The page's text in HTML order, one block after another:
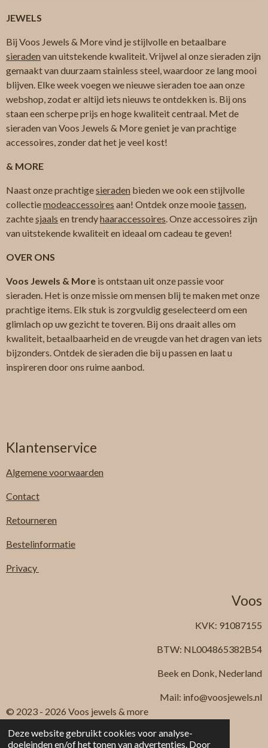
Deze website gebruikt cookies voor analyse-
doeleinden en/of het tonen van advertenties. Door
JEWELS
Bij Voos Jewels & More vind je stijlvolle en betaalbare
sieraden van uitstekende kwaliteit. Vrijwel al onze sieraden zijn
gemaakt van duurzaam stainless steel, waardoor ze lang mooi
blijven. Elke week voegen we nieuwe sieraden toe aan onze
webshop, zodat er altijd iets nieuws te ontdekken is. Bij ons
staan een scherpe prijs en hoge kwaliteit centraal. Met de
sieraden van Voos Jewels & More geniet je van prachtige
accessoires, zonder dat het je veel kost!
& MORE
Naast onze prachtigesieraden bieden we ook een stijlvolle
collectiemodeaccessoires aan! Ontdek onze mooietassen,
zachtesjaals en trendyhaaraccessoires. Onze accessoires zijn
van uitstekende kwaliteit en ideaal om cadeau te geven!
OVER ONS
Voos Jewels & More is ontstaan uit onze passie voor
sieraden. Het is onze missie om mensen blij te maken met onze
prachtige items. Elk stuk is zorgvuldig geselecteerd om een
glimlach op uw gezicht te toveren. Bij ons draait alles om
kwaliteit, betaalbaarheid en de vreugde van het dragen van iets
bijzonders. Ontdek de sieraden die bij u passen en laat u
inspireren door ons ruime aanbod.
Klantenservice
Algemenevoorwaarden
Contact
Retourneren
Bestelinformatie
Privacy
Voos
KVK: 91087155
BTW: NL004865382B54
Beek en Donk, Nederland
Mail: info@voosjewels.nl
© 2023 - 2026 Voos jewels & more